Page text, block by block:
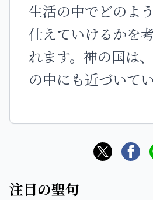
生活の中でどのよ
仕えていけるかを
れます。神の国は
の中にも近づいて
注目の聖句